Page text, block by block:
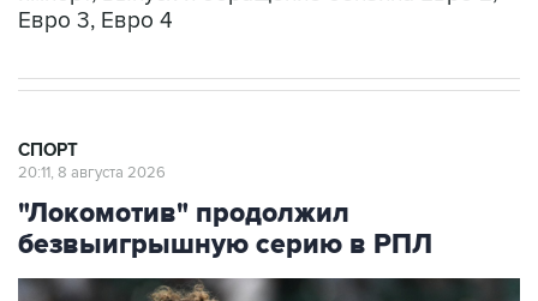
Евро 3, Евро 4
СПОРТ
20:11, 8 августа 2026
"Локомотив" продолжил
безвыигрышную серию в РПЛ